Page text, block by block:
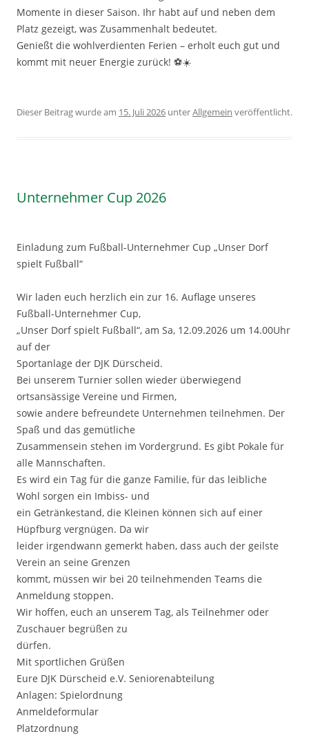
Momente in dieser Saison. Ihr habt auf und neben dem
Platz gezeigt, was Zusammenhalt bedeutet.
Genießt die wohlverdienten Ferien – erholt euch gut und
kommt mit neuer Energie zurück! ⚽☀️
Dieser Beitrag wurde am 15. Juli 2026 unterAllgemein veröffentlicht.
Unternehmer Cup 2026
Einladung zum Fußball-Unternehmer Cup „Unser Dorf
spielt Fußball“
Wir laden euch herzlich ein zur 16. Auflage unseres
Fußball-Unternehmer Cup,
„Unser Dorf spielt Fußball“, am Sa, 12.09.2026 um 14.00Uhr
auf der
Sportanlage der DJK Dürscheid.
Bei unserem Turnier sollen wieder überwiegend
ortsansässige Vereine und Firmen,
sowie andere befreundete Unternehmen teilnehmen. Der
Spaß und das gemütliche
Zusammensein stehen im Vordergrund. Es gibt Pokale für
alle Mannschaften.
Es wird ein Tag für die ganze Familie, für das leibliche
Wohl sorgen ein Imbiss- und
ein Getränkestand, die Kleinen können sich auf einer
Hüpfburg vergnügen. Da wir
leider irgendwann gemerkt haben, dass auch der geilste
Verein an seine Grenzen
kommt, müssen wir bei 20 teilnehmenden Teams die
Anmeldung stoppen.
Wir hoffen, euch an unserem Tag, als Teilnehmer oder
Zuschauer begrüßen zu
dürfen.
Mit sportlichen Grüßen
Eure DJK Dürscheid e.V. Seniorenabteilung
Anlagen: Spielordnung
Anmeldeformular
Platzordnung